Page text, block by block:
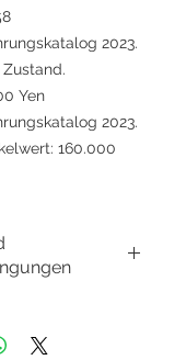
2023.
Yen
2023.
160.000
Ltd. ist bestrebt,